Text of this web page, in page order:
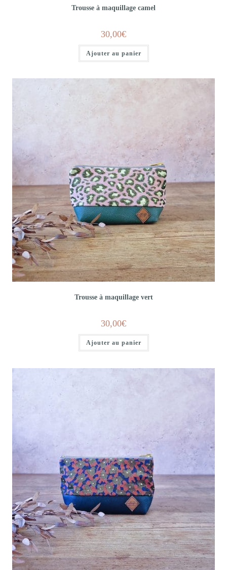
Trousse à maquillage camel
30,00€
Ajouter au panier
Trousse à maquillage vert
30,00€
Ajouter au panier